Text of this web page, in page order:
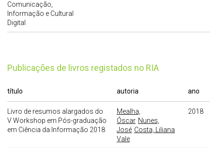
Comunicação,
Informação e Cultural
Digital
publicações de livros registados no RIA
título autoria ano
Livro de resumos alargados do
V Workshop em Pós-graduação
em Ciência da Informação 2018
Mealha,
Óscar Nunes,
José Costa, Liliana
Vale
2018